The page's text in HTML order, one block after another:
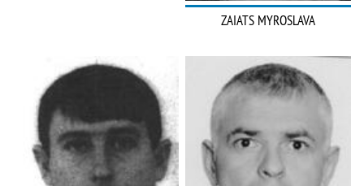
ZAIATS MYROSLAVA